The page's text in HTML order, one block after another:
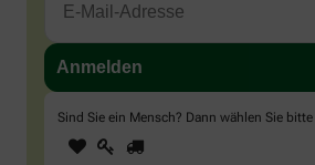
Sind Sie ein Mensch? Dann wählen Sie bitte
Sind
Sie
1 2